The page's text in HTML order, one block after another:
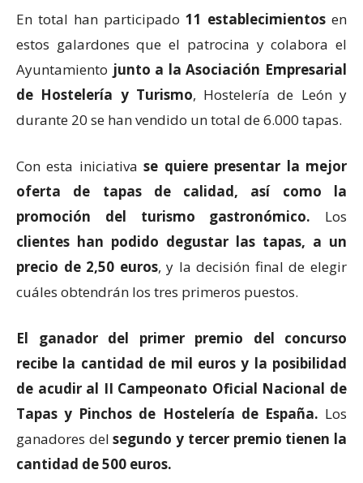
En total han participado 11 establecimientos en
estos galardones que el patrocina y colabora el
Ayuntamiento junto a la Asociación Empresarial
de Hostelería y Turismo, Hostelería de León y
durante 20 se han vendido un total de 6.000 tapas.
Con esta iniciativase quiere presentar la mejor
oferta de tapas de calidad, así como la
promoción del turismo gastronómico. Los
clientes han podido degustar las tapas, a un
precio de 2,50 euros, y la decisión final de elegir
cuáles obtendrán los tres primeros puestos.
El ganador del primer premio del concurso
recibe la cantidad de mil euros y la posibilidad
de acudir al II Campeonato Oficial Nacional de
Tapas y Pinchos de Hostelería de España. Los
ganadores delsegundo y tercer premio tienen la
cantidad de 500 euros.